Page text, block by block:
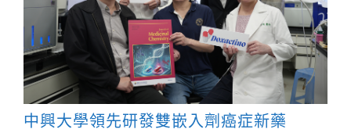
中興大學領先研發雙嵌入劑癌症新藥